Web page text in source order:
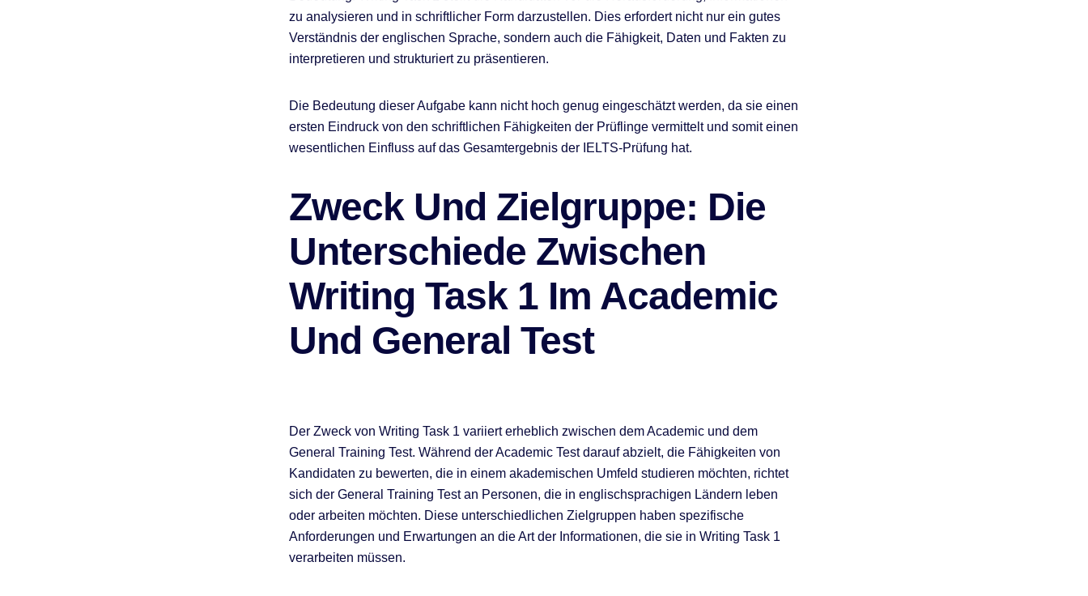
zu analysieren und in schriftlicher Form darzustellen. Dies erfordert nicht nur ein gutes
Verständnis der englischen Sprache, sondern auch die Fähigkeit, Daten und Fakten zu
interpretieren und strukturiert zu präsentieren.
Die Bedeutung dieser Aufgabe kann nicht hoch genug eingeschätzt werden, da sie einen
ersten Eindruck von den schriftlichen Fähigkeiten der Prüflinge vermittelt und somit einen
wesentlichen Einfluss auf das Gesamtergebnis der IELTS-Prüfung hat.
Zweck Und Zielgruppe: Die
Unterschiede Zwischen
Writing Task 1 Im Academic
Und General Test
Der Zweck von Writing Task 1 variiert erheblich zwischen dem Academic und dem
General Training Test. Während der Academic Test darauf abzielt, die Fähigkeiten von
Kandidaten zu bewerten, die in einem akademischen Umfeld studieren möchten, richtet
sich der General Training Test an Personen, die in englischsprachigen Ländern leben
oder arbeiten möchten. Diese unterschiedlichen Zielgruppen haben spezifische
Anforderungen und Erwartungen an die Art der Informationen, die sie in Writing Task 1
verarbeiten müssen.